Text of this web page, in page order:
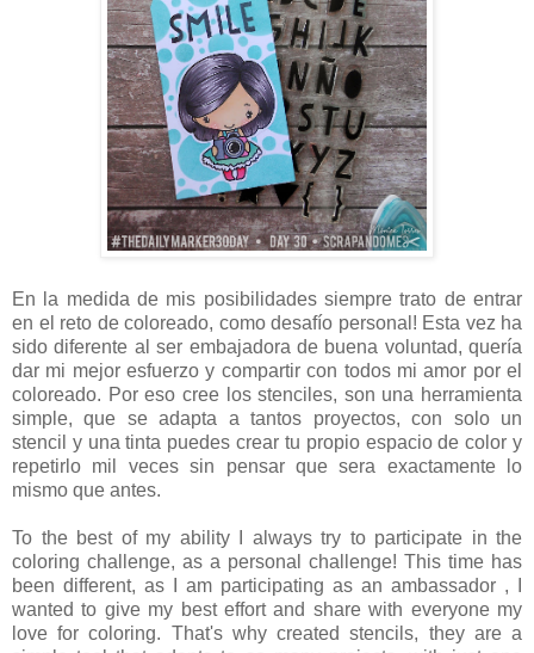
En la medida de mis posibilidades siempre trato de entrar
en el reto de coloreado, como desafío personal! Esta vez ha
sido diferente al ser embajadora de buena voluntad, quería
dar mi mejor esfuerzo y compartir con todos mi amor por el
coloreado. Por eso cree los stenciles, son una herramienta
simple, que se adapta a tantos proyectos, con solo un
stencil y una tinta puedes crear tu propio espacio de color y
repetirlo mil veces sin pensar que sera exactamente lo
mismo que antes.
To the best of my ability I always try to participate in the
coloring challenge, as a personal challenge! This time has
been different, as I am participating as an ambassador , I
wanted to give my best effort and share with everyone my
love for coloring. That's why created stencils, they are a